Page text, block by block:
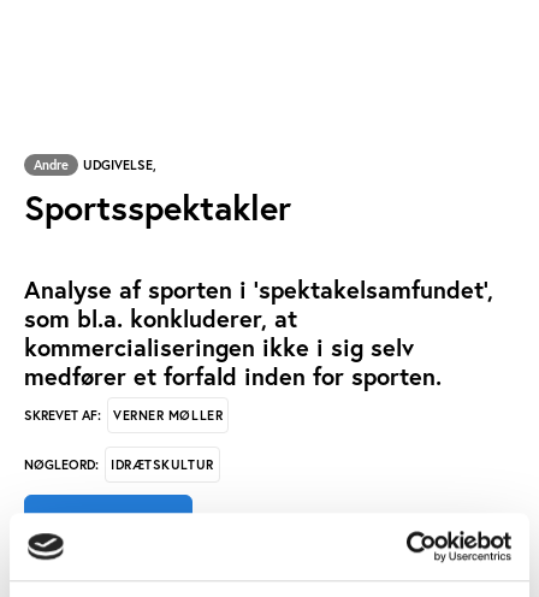
Andre UDGIVELSE,
Sportsspektakler
Analyse af sporten i 'spektakelsamfundet',
som bl.a. konkluderer, at
kommercialiseringen ikke i sig selv
medfører et forfald inden for sporten.
SKREVET AF: VERNER MØLLER
NØGLEORD: IDRÆTSKULTUR
ÅBN RAPPORT
UDGIVER: DANSK IDRÆTSHISTORISK FORENING - KROP OG KULTUR, SYDDANSK